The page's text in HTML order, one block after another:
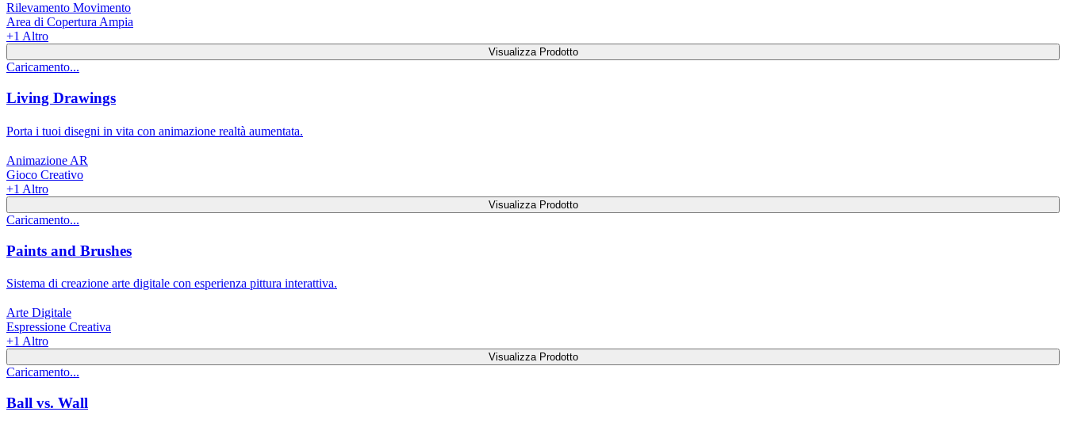
Rilevamento Movimento
Area di Copertura Ampia
+1 Altro
Visualizza Prodotto
Caricamento...
Living Drawings
Porta i tuoi disegni in vita con animazione realtà aumentata.
Animazione AR
Gioco Creativo
+1 Altro
Visualizza Prodotto
Caricamento...
Paints and Brushes
Sistema di creazione arte digitale con esperienza pittura interattiva.
Arte Digitale
Espressione Creativa
+1 Altro
Visualizza Prodotto
Caricamento...
Ball vs. Wall